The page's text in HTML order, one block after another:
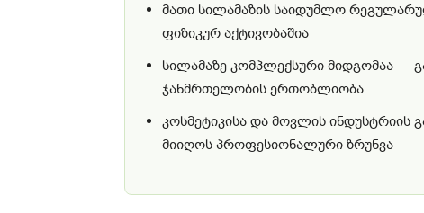
მათი სილამაზის საიდუმლო
ფიზიკურ აქტივობაშია
სილამაზე კომპლექსური მიდგომაა —
ჯანმრთელობის ერთობლიობა
კოსმეტიკისა და მოვლის ინდუსტრიის
მიიღოს პროფესიონალური ზრუნვა